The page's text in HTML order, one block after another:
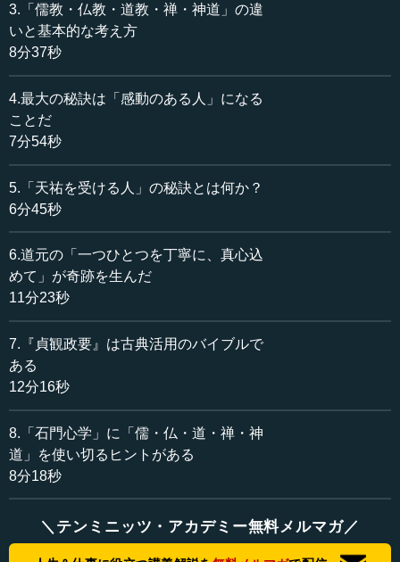
はり「天」や「神」に近づくための方法だと理解できま
す。これらは神と一緒の境地に至ることを目指すものです
が、何も「そうなれ」と言っているわけではない。目指す
かどうかが重要なことです。
―― 先生、そういうふうに言っていただくと、とても分
かりやすくなります。道元の全集などを眺めるだけでは、
田口 そう。『正法眼蔵』なども、「何を書いてある
の？」という感じですが、簡単に言えばそういうことが書
道元は私の最近の尚友で、前々回の話でいうと「道元君
が私の今の最大の友人だよ」と言うくらい、道元という人
に惚れ込んでいます。道元が同じ日本人であることに、私
は時々震えるほどです。
―― なるほど。そこまでの惚れ込みようですか。
田口 あんな立派な人と同じ日本人だというだけでありが
たく、そう思うと勇気が湧いてくる。とても立派な人で
す。道元がなぜ立派なのか。高僧などが言っているのとは
少し違った、私流の解釈をお話ししましょうか。
●「本来、悟っている」のに、なぜ修行が必要なのか
3.「儒教・仏教・道教・禅・神道」の違
いと基本的な考え方
8分37秒
4.最大の秘訣は「感動のある人」になる
ことだ
7分54秒
5.「天祐を受ける人」の秘訣とは何か？
6分45秒
6.道元の「一つひとつを丁寧に、真心込
めて」が奇跡を生んだ
11分23秒
7.『貞観政要』は古典活用のバイブルで
ある
12分16秒
8.「石門心学」に「儒・仏・道・禅・神
道」を使い切るヒントがある
8分18秒
＼テンミニッツ・アカデミー無料メルマガ／